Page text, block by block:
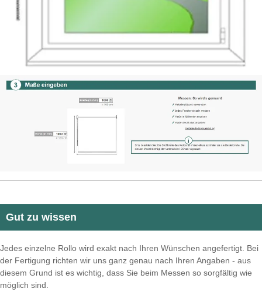
Gut zu wissen
Jedes einzelne Rollo wird exakt nach Ihren Wünschen angefertigt. Bei
der Fertigung richten wir uns ganz genau nach Ihren Angaben - aus
diesem Grund ist es wichtig, dass Sie beim Messen so sorgfältig wie
möglich sind.